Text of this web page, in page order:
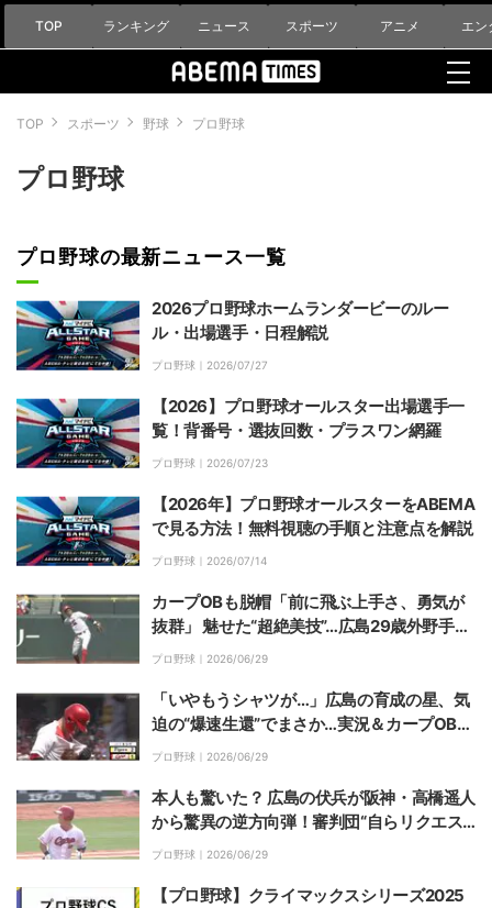
TOP ランキング ニュース スポーツ アニメ エン
TOP スポーツ 野球 プロ野球
プロ野球
プロ野球の最新ニュース一覧
2026プロ野球ホームランダービーのルー
ル・出場選手・日程解説
プロ野球｜ 2026/07/27
【2026】プロ野球オールスター出場選手一
覧！背番号・選抜回数・プラスワン網羅
プロ野球｜ 2026/07/23
【2026年】プロ野球オールスターをABEMA
で見る方法！無料視聴の手順と注意点を解説
プロ野球｜ 2026/07/14
カープOBも脱帽「前に飛ぶ上手さ、勇気が
抜群」 魅せた“超絶美技”…広島29歳外野手に
ファン「現状カープの外野守備No.１」
プロ野球｜ 2026/06/29
「いやもうシャツが…」広島の育成の星、気
迫の“爆速生還”でまさか…実況＆カープOBも
驚く「豪快に破れてますね」
プロ野球｜ 2026/06/29
本人も驚いた？ 広島の伏兵が阪神・高橋遥人
から驚異の逆方向弾！審判団“自らリクエス
ト”で話題「これは見えにくかった」
プロ野球｜ 2026/06/29
【プロ野球】クライマックスシリーズ2025